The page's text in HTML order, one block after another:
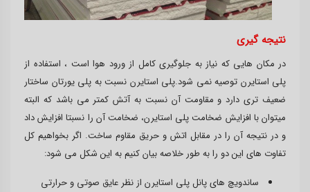
نتیجه گیری
در مکان هایی که نیاز به جلوگیری کامل از ورود هوا است ، استفاده از
پلی استایرن توصیه نمی شود.پلی استایرن نسبت به پلی یورتان ساختار
ضعیف تری دارد و مقاومت آن نسبت به آتش کمتر می باشد که البته
میتوان با افزایش ضخامت پلی استایرن، ضخامت آن را نسبتا افزایش داد
و در نتیجه آن را در مقابل اتش و حریق مقاوم ساخت. اگر بخواهیم کل
تفاوت های این دو را به طور خلاصه بیان کنیم به این شکل می شود:
ساندویچ های پانل پلی استایرن از نظر عایق صوتی و حرارتی